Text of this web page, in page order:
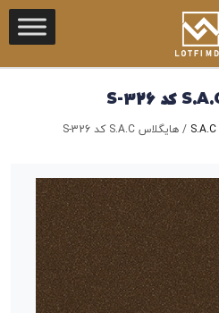
/ هایگلاس S.A.C کد S-326